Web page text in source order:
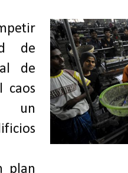
de
de
caos
un
plan